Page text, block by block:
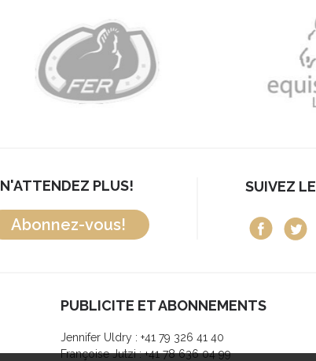
N'ATTENDEZ PLUS!
Abonnez-vous!
SUIVEZ LE
PUBLICITE ET ABONNEMENTS
Jennifer Uldry : +41 79 326 41 40
Françoise Jutzi : +41 78 636 04 99